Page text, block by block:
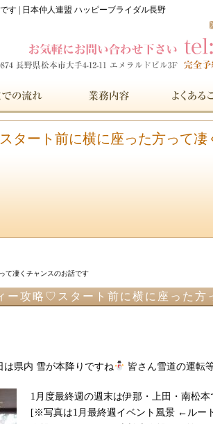
す | 日本仲人連盟 ハッピーブライダル長野
タート前に横に座った方って凄
て凄くチャンスのお話です
ー攻略♡スタート前に横に座った方
は県内 雪が本降りですね 皆さん雪道の運転
1月度最終週の週末は伊那・上田・南松
[ ※写真は1月最終週イベント風景 ←ルー